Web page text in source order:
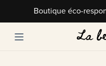
Boutique éco-